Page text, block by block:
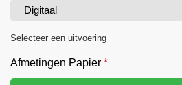
Digitaal
Selecteer een uitvoering
Afmetingen Papier *